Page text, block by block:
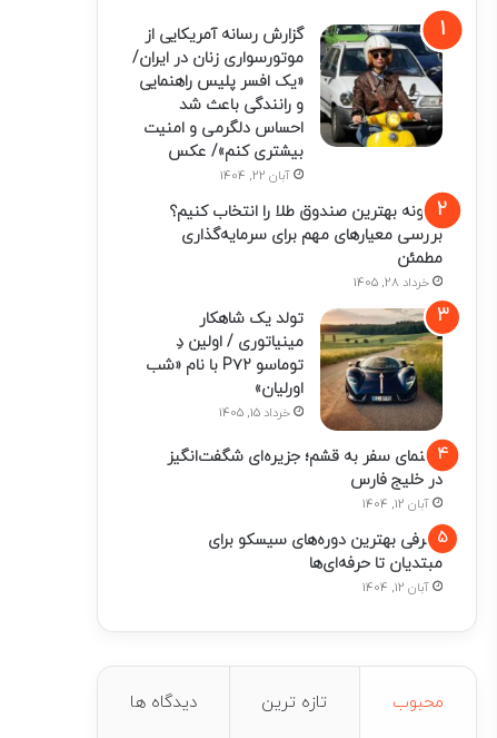
گزارش رسانه آمریکایی از
موتورسواری زنان در ایران/
«یک افسر پلیس راهنمایی
و رانندگی باعث شد
احساس دلگرمی و امنیت
بیشتری کنم»/ عکس
آبان 22, 1404
چگونه بهترین صندوق طلا را انتخاب کنیم؟
بررسی معیارهای مهم برای سرمایه‌گذاری
مطمئن
خرداد 28, 1405
تولد یک شاهکار
مینیاتوری / اولین دِ
توماسو P۷۲ با نام «شب
اورلیان»
خرداد 15, 1405
راهنمای سفر به قشم؛ جزیره‌ای شگفت‌انگیز
در خلیج فارس
آبان 12, 1404
معرفی بهترین دوره‌های سیسکو برای
مبتدیان تا حرفه‌ای‌ها
آبان 12, 1404
محبوب تازه ترین دیدگاه ها